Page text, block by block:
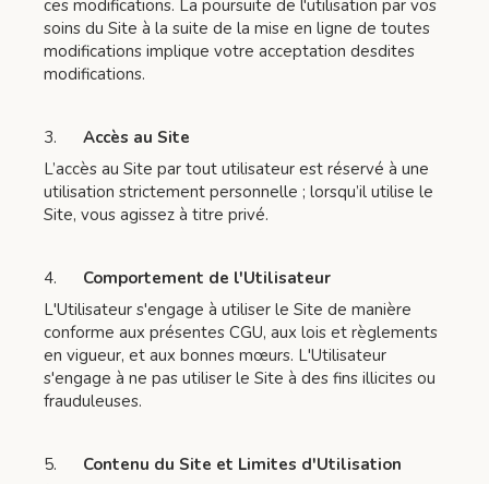
ces modifications. La poursuite de l'utilisation par vos
soins du Site à la suite de la mise en ligne de toutes
modifications implique votre acceptation desdites
modifications.
3. Accès au Site
L’accès au Site par tout utilisateur est réservé à une
utilisation strictement personnelle ; lorsqu’il utilise le
Site, vous agissez à titre privé.
4. Comportement de l'Utilisateur
L'Utilisateur s'engage à utiliser le Site de manière
conforme aux présentes CGU, aux lois et règlements
en vigueur, et aux bonnes mœurs. L'Utilisateur
s'engage à ne pas utiliser le Site à des fins illicites ou
frauduleuses.
5. Contenu du Site et Limites d'Utilisation